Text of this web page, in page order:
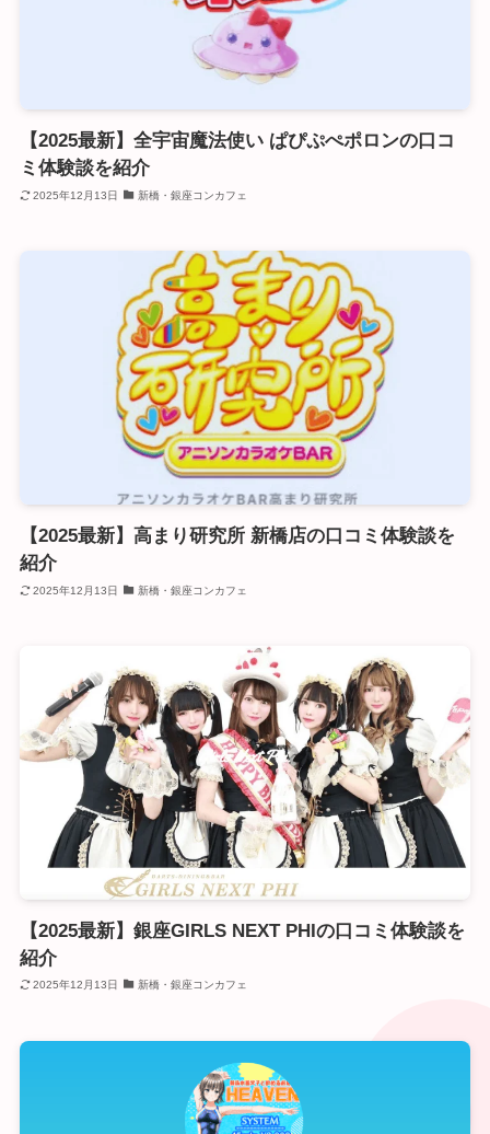
【2025最新】全宇宙魔法使い ぱぴぷぺポロンの口コ
ミ体験談を紹介
2025年12月13日 新橋・銀座コンカフェ
【2025最新】高まり研究所 新橋店の口コミ体験談を
紹介
2025年12月13日 新橋・銀座コンカフェ
【2025最新】銀座GIRLS NEXT PHIの口コミ体験談を
紹介
2025年12月13日 新橋・銀座コンカフェ